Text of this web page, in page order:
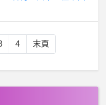
戀的惡魔 關於星砂
台、小心！！『通報』
4 末頁